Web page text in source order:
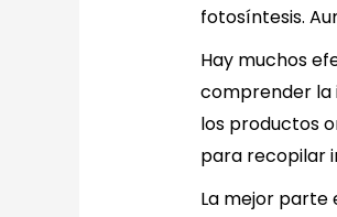
fotosíntesis.
Hay muchos
comprender la
los productos
para recopilar
La mejor parte